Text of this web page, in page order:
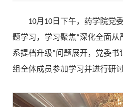
10月10日下午，药学院党
题学习，学习聚焦“深化全面
系提档升级”问题展开，党委
组全体成员参加学习并进行研讨